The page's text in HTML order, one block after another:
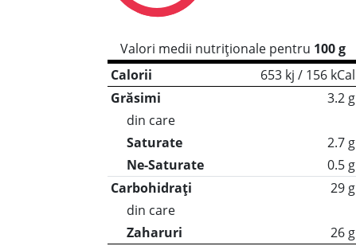
Valori medii nutriționale pentru 100 g
Calorii
653 kj / 156 kCal
Grăsimi
3.2 g
din care
Saturate
2.7 g
Ne-Saturate
0.5 g
Carbohidrați
29 g
din care
Zaharuri
26 g